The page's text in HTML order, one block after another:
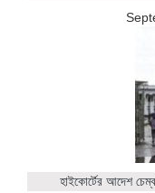
হাইকোর্টের আদেশ